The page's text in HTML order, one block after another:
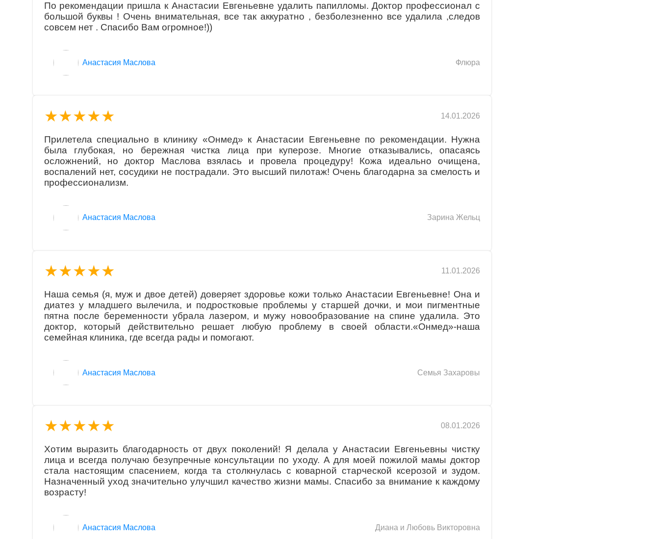
По рекомендации пришла к Анастасии Евгеньевне удалить папилломы. Доктор профессионал с
большой буквы ! Очень внимательная, все так аккуратно , безболезненно все удалила ,следов
совсем нет . Спасибо Вам огромное!))
Aнaстaсия Маслова Флюра
★★★★★ 14.01.2026
Прилетела специально в клинику «Онмед» к Анастасии Евгеньевне по рекомендации. Нужна
была глубокая, но бережная чистка лица при куперозе. Многие отказывались, опасаясь
осложнений, но доктор Маслова взялась и провела процедуру! Кожа идеально очищена,
воспалений нет, сосудики не пострадали. Это высший пилотаж! Очень благодарна за смелость и
профессионализм.
Aнaстaсия Маслова Зарина Жельц
★★★★★ 11.01.2026
Наша семья (я, муж и двое детей) доверяет здоровье кожи только Анастасии Евгеньевне! Она и
диатез у младшего вылечила, и подростковые проблемы у старшей дочки, и мои пигментные
пятна после беременности убрала лазером, и мужу новообразование на спине удалила. Это
доктор, который действительно решает любую проблему в своей области.«Онмед»-наша
семейная клиника, где всегда рады и помогают.
Aнaстaсия Маслова Семья Захаровы
★★★★★ 08.01.2026
Хотим выразить благодарность от двух поколений! Я делала у Анастасии Евгеньевны чистку
лица и всегда получаю безупречные консультации по уходу. А для моей пожилой мамы доктор
стала настоящим спасением, когда та столкнулась с коварной старческой ксерозой и зудом.
Назначенный уход значительно улучшил качество жизни мамы. Спасибо за внимание к каждому
возрасту!
Aнaстaсия Маслова Диана и Любовь Викторовна